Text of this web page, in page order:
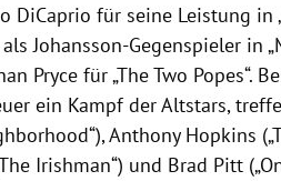
DiCaprio für seine Leistung in
Johansson-Gegenspieler in
Pryce für „The Two Popes“.
ein Kampf der Altstars,
Anthony Hopkins
Irishman“) und Brad Pitt